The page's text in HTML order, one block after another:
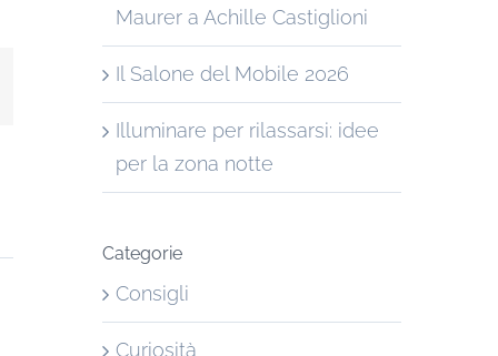
Maurer a Achille Castiglioni
Il Salone del Mobile 2026
Illuminare per rilassarsi: idee
per la zona notte
Categorie
Consigli
Curiosità